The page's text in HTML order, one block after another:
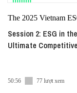
The 2025 Vietnam
Session 2: ESG in
Ultimate
50:56 77 lượt xem